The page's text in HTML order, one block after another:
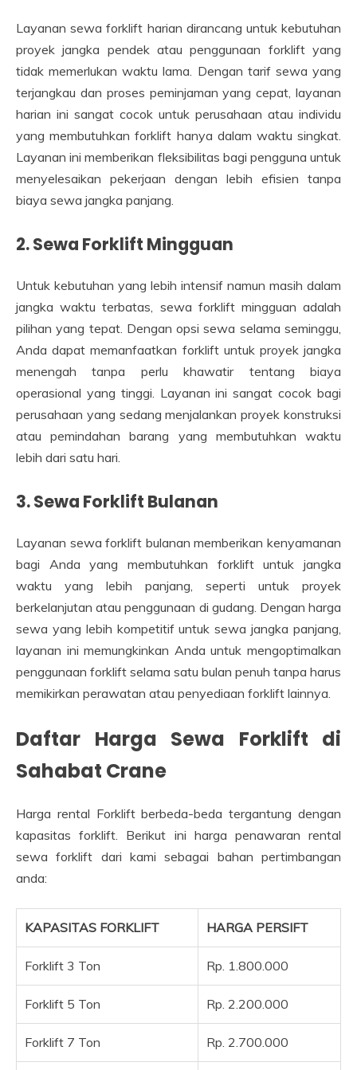
Layanan sewa forklift harian dirancang untuk kebutuhan
proyek jangka pendek atau penggunaan forklift yang
tidak memerlukan waktu lama. Dengan tarif sewa yang
terjangkau dan proses peminjaman yang cepat, layanan
harian ini sangat cocok untuk perusahaan atau individu
yang membutuhkan forklift hanya dalam waktu singkat.
Layanan ini memberikan fleksibilitas bagi pengguna untuk
menyelesaikan pekerjaan dengan lebih efisien tanpa
biaya sewa jangka panjang.
2. Sewa Forklift Mingguan
Untuk kebutuhan yang lebih intensif namun masih dalam
jangka waktu terbatas, sewa forklift mingguan adalah
pilihan yang tepat. Dengan opsi sewa selama seminggu,
Anda dapat memanfaatkan forklift untuk proyek jangka
menengah tanpa perlu khawatir tentang biaya
operasional yang tinggi. Layanan ini sangat cocok bagi
perusahaan yang sedang menjalankan proyek konstruksi
atau pemindahan barang yang membutuhkan waktu
lebih dari satu hari.
3. Sewa Forklift Bulanan
Layanan sewa forklift bulanan memberikan kenyamanan
bagi Anda yang membutuhkan forklift untuk jangka
waktu yang lebih panjang, seperti untuk proyek
berkelanjutan atau penggunaan di gudang. Dengan harga
sewa yang lebih kompetitif untuk sewa jangka panjang,
layanan ini memungkinkan Anda untuk mengoptimalkan
penggunaan forklift selama satu bulan penuh tanpa harus
memikirkan perawatan atau penyediaan forklift lainnya.
Daftar Harga Sewa Forklift di
Sahabat Crane
Harga rental Forklift berbeda-beda tergantung dengan
kapasitas forklift. Berikut ini harga penawaran rental
sewa forklift dari kami sebagai bahan pertimbangan
anda:
KAPASITAS FORKLIFT HARGA PERSIFT
Forklift 3 Ton Rp. 1.800.000
Forklift 5 Ton Rp. 2.200.000
Forklift 7 Ton Rp. 2.700.000